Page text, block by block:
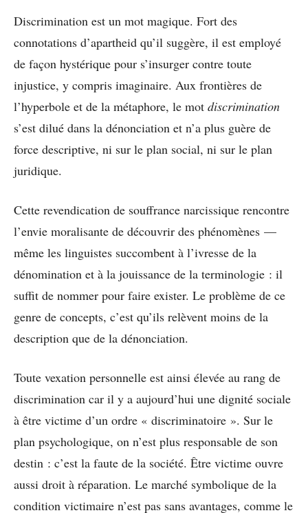
Discrimination est un mot magique. Fort des
connotations d’apartheid qu’il suggère, il est employé
de façon hystérique pour s’insurger contre toute
injustice, y compris imaginaire. Aux frontières de
l’hyperbole et de la métaphore, le mot discrimination
s’est dilué dans la dénonciation et n’a plus guère de
force descriptive, ni sur le plan social, ni sur le plan
juridique.
Cette revendication de souffrance narcissique rencontre
l’envie moralisante de découvrir des phénomènes —
même les linguistes succombent à l’ivresse de la
dénomination et à la jouissance de la terminologie : il
suffit de nommer pour faire exister. Le problème de ce
genre de concepts, c’est qu’ils relèvent moins de la
description que de la dénonciation.
Toute vexation personnelle est ainsi élevée au rang de
discrimination car il y a aujourd’hui une dignité sociale
à être victime d’un ordre « discriminatoire ». Sur le
plan psychologique, on n’est plus responsable de son
destin : c’est la faute de la société. Être victime ouvre
aussi droit à réparation. Le marché symbolique de la
condition victimaire n’est pas sans avantages, comme le